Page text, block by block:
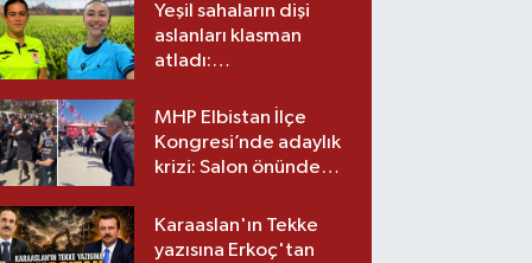
Yeşil sahaların dişi
aslanları klasman
atladı:
üst lige iki transfer!
MHP Elbistan İlçe
Kongresi’nde adaylık
krizi: Salon önünde
Karaaslan'ın Tekke
yazısına Erkoç'tan